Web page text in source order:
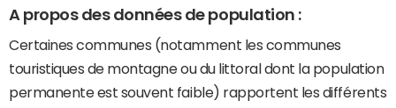
A propos des données de population :
Certaines communes (notamment les communes
touristiques de montagne ou du littoral dont la population
permanente est souvent faible) rapportent les différents